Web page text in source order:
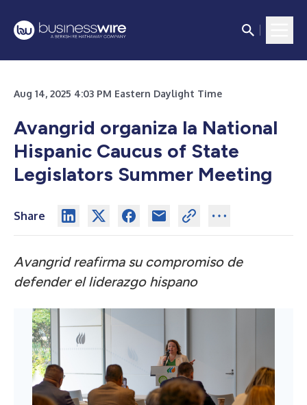
Aug 14, 2025 4:03 PM Eastern Daylight Time
Avangrid organiza la National
Hispanic Caucus of State
Legislators Summer Meeting
Share
Avangrid reafirma su compromiso de
defender el liderazgo hispano